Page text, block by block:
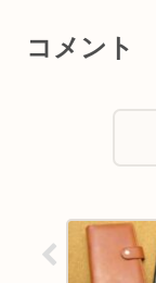
コメント